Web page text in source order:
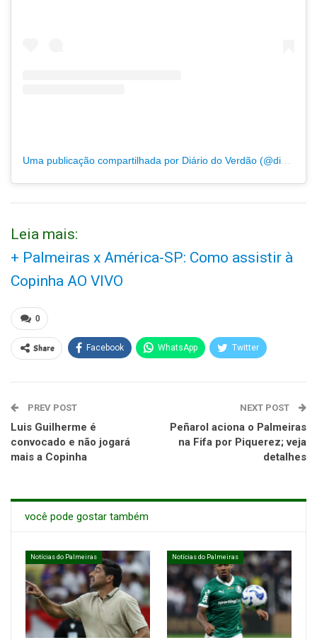
Leia mais:
+ Palmeiras x América-SP: Como assistir à
Copinha AO VIVO
0
Share Facebook WhatsApp Twitter
PREV POST
Luis Guilherme é
convocado e não jogará
mais a Copinha
NEXT POST
Peñarol aciona o Palmeiras
na Fifa por Piquerez; veja
detalhes
você pode gostar também
Notícias do Palmeiras Notícias do Palmeiras